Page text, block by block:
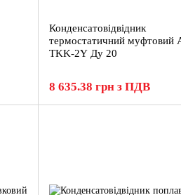
Конденсатовідвідник
термостатичний муфтовий
TKK-2Y Ду 20
8 635.38 грн з ПДВ